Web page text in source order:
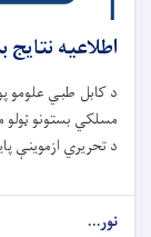
اطلاعیه
د کابل طبي علومو
مسلکي بستونو ټولو
د تحریري ازموینې
نور...